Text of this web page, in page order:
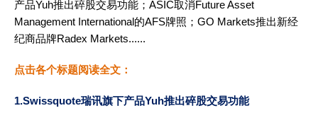
产品Yuh推出碎股交易功能；ASIC取消Future Asset
Management International的AFS牌照；GO Markets推出新经
纪商品牌Radex Markets......
点击各个标题阅读全文：
1.Swissquote瑞讯旗下产品Yuh推出碎股交易功能